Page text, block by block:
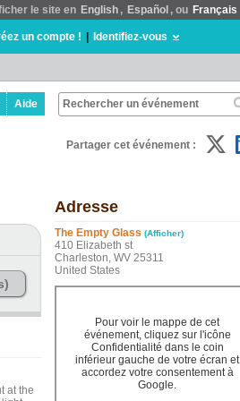
le site en English , Español , ou Français
un compte ! Identifiez-vous
Aide
Partager cet événement :
at the
Adresse
The Empty Glass (Afficher)
410 Elizabeth st
Charleston, WV 25311
United States
Pour voir le mappe de cet
événement, cliquez sur l'icône
Confidentialité dans le coin
inférieur gauche de votre écran et
accordez votre consentement à
Google.